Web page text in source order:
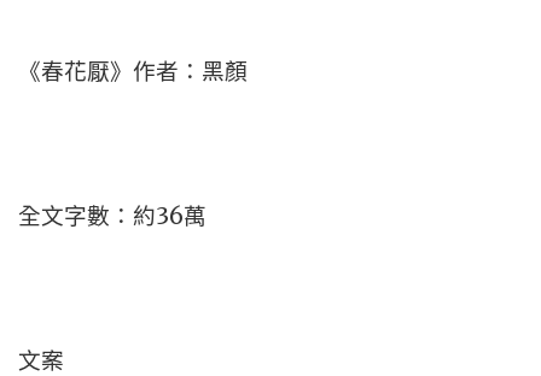
《春花厭》作者：黑顏
全文字數：約36萬
文案